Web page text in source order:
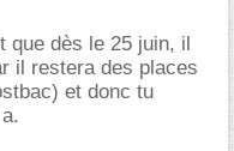
que dès le 25 juin, il
il restera des places
et donc tu